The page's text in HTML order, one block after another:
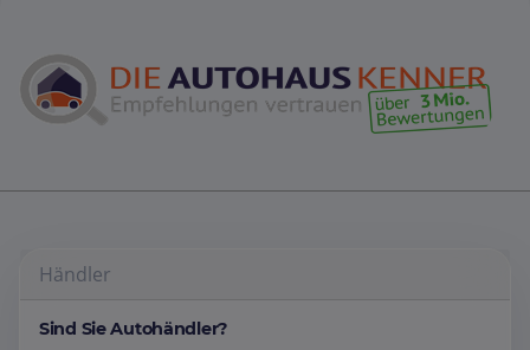
Händler
Sind Sie Autohändler?